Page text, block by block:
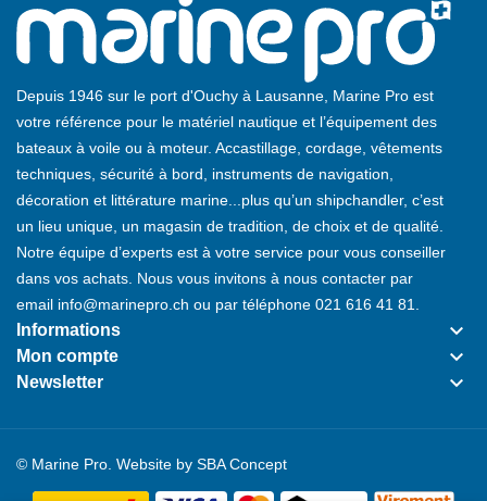
Depuis 1946 sur le port d'Ouchy à Lausanne, Marine Pro est
votre référence pour le matériel nautique et l’équipement des
bateaux à voile ou à moteur. Accastillage, cordage, vêtements
techniques, sécurité à bord, instruments de navigation,
décoration et littérature marine...plus qu’un shipchandler, c’est
un lieu unique, un magasin de tradition, de choix et de qualité.
Notre équipe d’experts est à votre service pour vous conseiller
dans vos achats. Nous vous invitons à nous contacter par
email info@marinepro.ch ou par téléphone 021 616 41 81
Informations keyboard_arrow_down
Mon compte keyboard_arrow_down
Newsletter keyboard_arrow_down
© Marine Pro. Website by SBA Concept